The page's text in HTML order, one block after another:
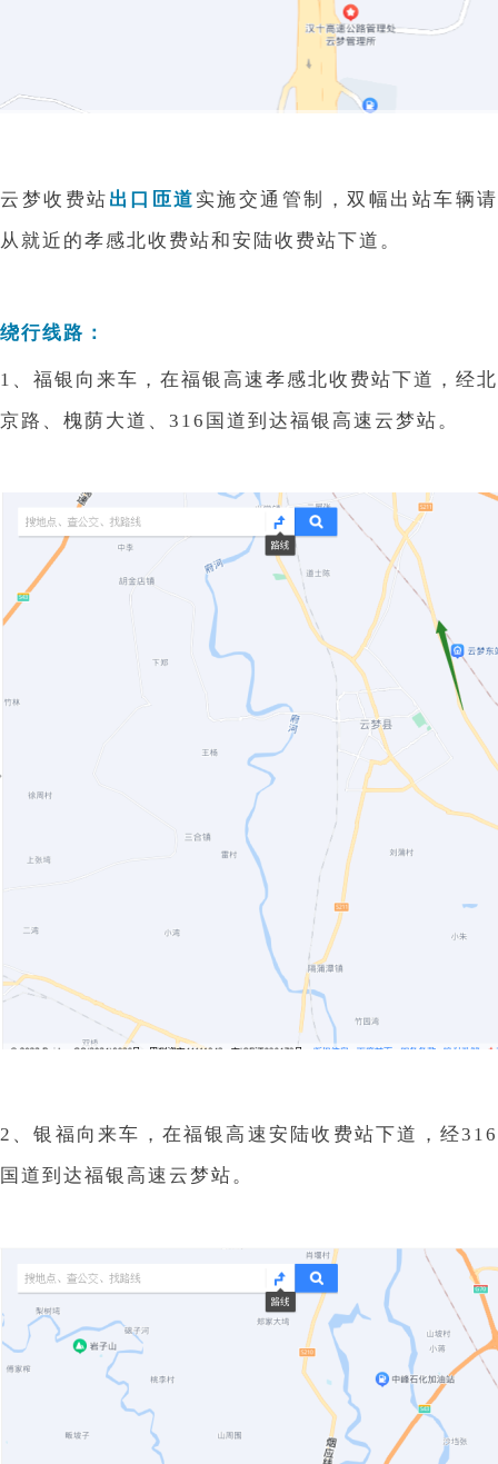
云梦收费站 出口匝道 实施交通管制，双幅出站车辆请
从就近的孝感北收费站和安陆收费站下道。
绕行线路：
1、福银向来车，在福银高速孝感北收费站下道，经北
京路、槐荫大道、316国道到达福银高速云梦站。
2、银福向来车，在福银高速安陆收费站下道，经316
国道到达福银高速云梦站。